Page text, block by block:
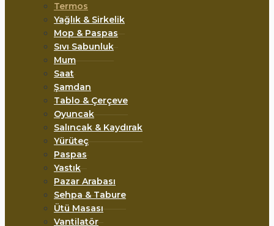
Termos
Yağlık & Sirkelik
Mop & Paspas
Sıvı Sabunluk
Mum
Saat
Şamdan
Tablo & Çerçeve
Oyuncak
Salıncak & Kaydırak
Yürüteç
Paspas
Yastık
Pazar Arabası
Sehpa & Tabure
Ütü Masası
Vantilatör